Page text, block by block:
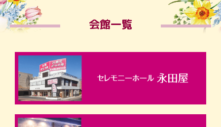
会館一覧